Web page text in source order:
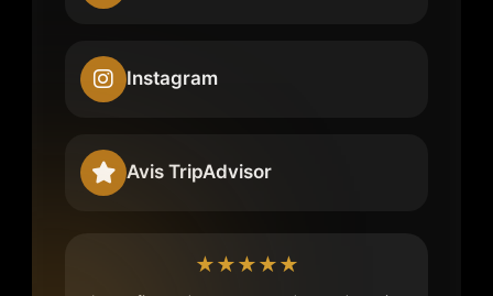
Instagram
Avis TripAdvisor
★★★★★